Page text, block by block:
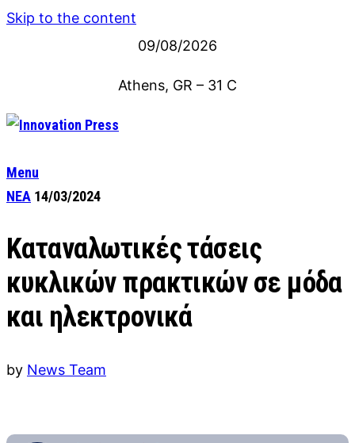
Skip to the content
09/08/2026
Athens, GR – 31 C
Menu
ΝΕΑ 14/03/2024
Καταναλωτικές τάσεις
κυκλικών πρακτικών σε μόδα
και ηλεκτρονικά
by News Team